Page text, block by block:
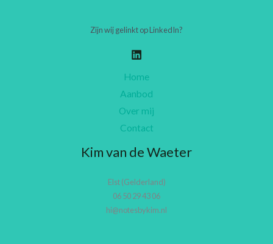
Zijn wij gelinkt op LinkedIn?
Home
Aanbod
Over mij
Contact
Kim van de Waeter
Elst (Gelderland)
06 50 29 43 06
hi@notesbykim.nl